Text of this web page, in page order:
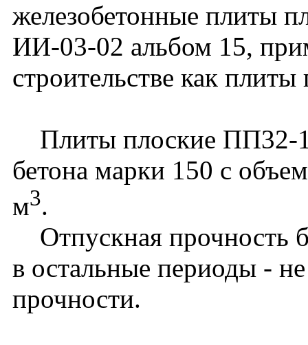
железобетонные плиты
ИИ-03-02 альбом 15,
строительстве как
Плиты плоские ПП32-
бетона марки 150 с
м3.
Отпускная прочность
в остальные периоды -
прочности.